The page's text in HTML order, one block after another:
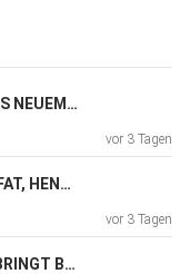
und Parfum
Marken und
#1549 ANIMUS AUF PA SPORTS NEUEM ALBUM, LUCIANO & THIZZY BEATS, BLUMENGARTEN FEAT SKEPTA UVM. FAN FRAGEN
vor 3 Tagen
#1548 FLER PLATZT AUF ARAFAT, HENGZT UND LEGT SICH MIT ALLEN AN
vor 3 Tagen
#1547 YAKARY PHÄNOMEN & BRINGT BEEF HEUTE NOCH ERFOLG? UVM.